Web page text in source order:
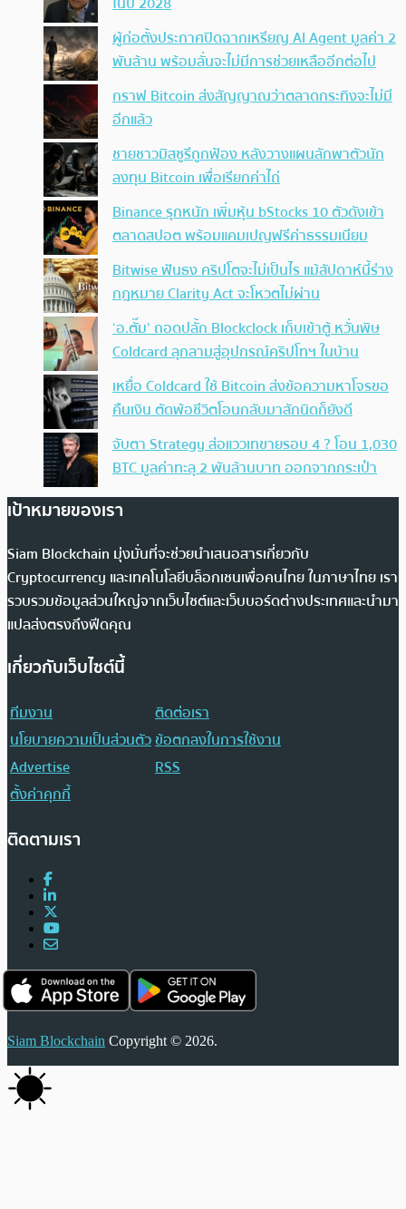
ผู้ก่อตั้งประกาศปิดฉากเหรียญ AI Agent มูลค่า 2
พันล้าน พร้อมลั่นจะไม่มีการช่วยเหลืออีกต่อไป
กราฟ Bitcoin ส่งสัญญาณว่าตลาดกระทิงจะไม่มี
อีกแล้ว
ชายชาวมิสซูรีถูกฟ้อง หลังวางแผนลักพาตัวนัก
ลงทุน Bitcoin เพื่อเรียกค่าไถ่
Binance รุกหนัก เพิ่มหุ้น bStocks 10 ตัวดังเข้า
ตลาดสปอต พร้อมแคมเปญฟรีค่าธรรมเนียม
Bitwise ฟันธง คริปโตจะไม่เป็นไร แม้สัปดาห์นี้ร่าง
กฎหมาย Clarity Act จะโหวตไม่ผ่าน
‘อ.ตั๊ม’ ถอดปลั้ก Blockclock เก็บเข้าตู้ หวั่นพิษ
Coldcard ลุกลามสู่อุปกรณ์คริปโทฯ ในบ้าน
เหยื่อ Coldcard ใช้ Bitcoin ส่งข้อความหาโจรขอ
คืนเงิน ตัดพ้อชีวิตโอนกลับมาสักนิดก็ยังดี
จับตา Strategy ส่อแววเทขายรอบ 4 ? โอน 1,030
BTC มูลค่าทะลุ 2 พันล้านบาท ออกจากกระเป๋า
เป้าหมายของเรา
Siam Blockchain มุ่งมั่นที่จะช่วยนำเสนอสารเกี่ยวกับ
Cryptocurrency และเทคโนโลยีบล็อกเชนเพื่อคนไทย ในภาษาไทย เรา
รวบรวมข้อมูลส่วนใหญ่จากเว็บไซต์และเว็บบอร์ดต่างประเทศและนำมา
แปลส่งตรงถึงฟีดคุณ
เกี่ยวกับเว็บไซต์นี้
ทีมงาน
ติดต่อเรา
นโยบายความเป็นส่วนตัวข้อตกลงในการใช้งาน
Advertise
RSS
ตั้งค่าคุกกี้
ติดตามเรา
Siam Blockchain Copyright © 2026.